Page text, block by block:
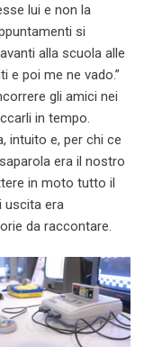
lui e non la
si
alla scuola alle
e poi me ne vado.”
gli amici nei
in tempo.
intuito e, per chi ce
era il nostro
in moto tutto il
uscita era
da raccontare.